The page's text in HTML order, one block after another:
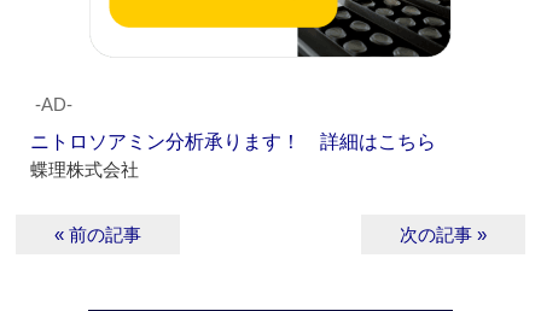
‐AD‐
ニトロソアミン分析承ります！ 詳細はこちら
蝶理株式会社
« 前の記事 次の記事 »